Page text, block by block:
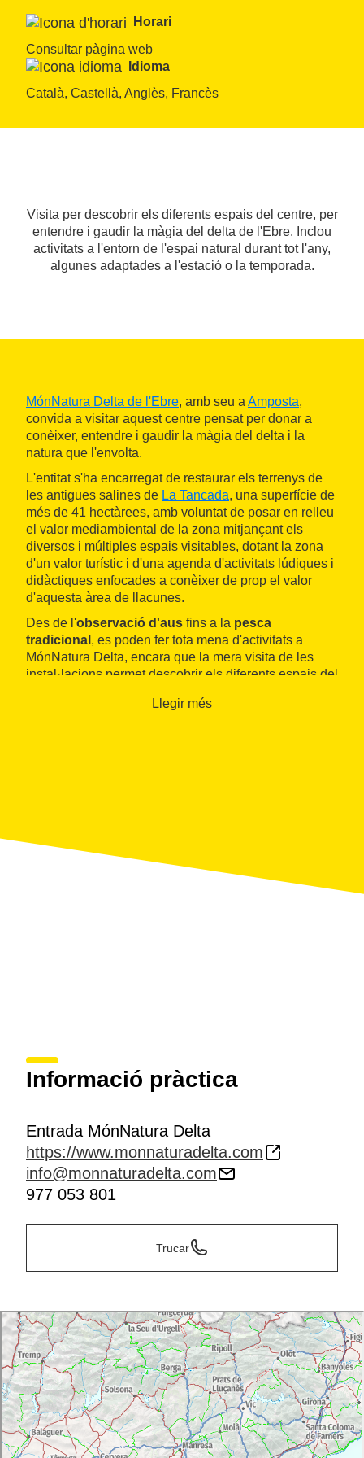
Horari
Consultar pàgina web
Idioma
Català, Castellà, Anglès, Francès
Visita per descobrir els diferents espais del centre, per
entendre i gaudir la màgia del delta de l'Ebre. Inclou
activitats a l'entorn de l'espai natural durant tot l'any,
algunes adaptades a l'estació o la temporada.
MónNatura Delta de l'Ebre, amb seu a Amposta,
convida a visitar aquest centre pensat per donar a
conèixer, entendre i gaudir la màgia del delta i la
natura que l'envolta.
L'entitat s'ha encarregat de restaurar els terrenys de
les antigues salines de La Tancada, una superfície de
més de 41 hectàrees, amb voluntat de posar en relleu
el valor mediambiental de la zona mitjançant els
diversos i múltiples espais visitables, dotant la zona
d'un valor turístic i d'una agenda d'activitats lúdiques i
didàctiques enfocades a conèixer de prop el valor
d'aquesta àrea de llacunes.
Des de l'observació d'aus fins a la pesca
tradicional , es poden fer tota mena d'activitats a
MónNatura Delta, encara que la mera visita de les
instal·lacions permet descobrir els diferents espais del
audiovisual de l'Espai Delta, la vista panoràmica des
Llegir més
Informació pràctica
Entrada MónNatura Delta
https://www.monnaturadelta.com
info@monnaturadelta.com
977 053 801
Trucar